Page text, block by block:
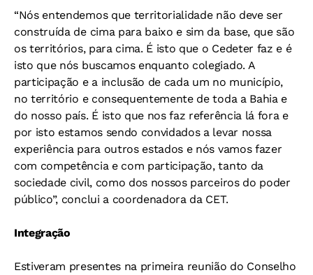
“Nós entendemos que territorialidade não deve ser
construída de cima para baixo e sim da base, que são
os territórios, para cima. É isto que o Cedeter faz e é
isto que nós buscamos enquanto colegiado. A
participação e a inclusão de cada um no município,
no território e consequentemente de toda a Bahia e
do nosso país. É isto que nos faz referência lá fora e
por isto estamos sendo convidados a levar nossa
experiência para outros estados e nós vamos fazer
com competência e com participação, tanto da
sociedade civil, como dos nossos parceiros do poder
público”, conclui a coordenadora da CET.
Integração
Estiveram presentes na primeira reunião do Conselho